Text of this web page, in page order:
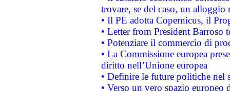
trovare, se del caso, un
• Il PE adotta Copernicus, il
• Letter from President Barroso
• Potenziare il commercio di
• La Commissione europea
diritto nell’Unione europea
• Definire le future politiche nel
• Verso un vero spazio